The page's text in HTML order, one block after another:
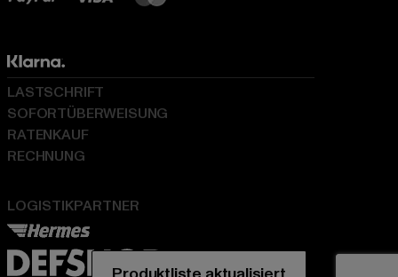
LOGISTIKPARTNER
LASTSCHRIFT
SOFORTÜBERWEISUNG
RATENKAUF
RECHNUNG